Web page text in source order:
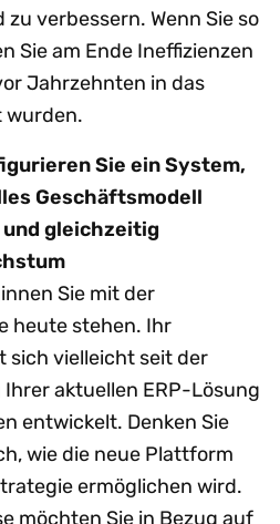
verbessern. Wenn Sie so
Sie am Ende Ineffizienzen
Jahrzehnten in das
wurden.
Sie ein System,
Geschäftsmodell
gleichzeitig
Sie mit der
heute stehen. Ihr
sich vielleicht seit der
aktuellen ERP-Lösung
entwickelt. Denken Sie
wie die neue Plattform
ermöglichen wird.
möchten Sie in Bezug auf